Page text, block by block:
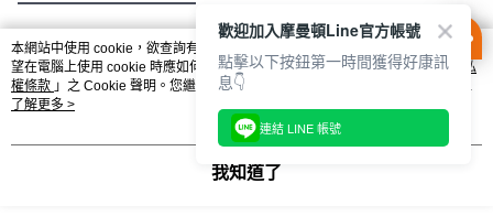
熱門標籤
本網站中使用 cookie，欲查詢有關本網站使用 cookie 方式之詳情，及若您不希
望在電腦上使用 cookie 時應如何變更電腦的 cookie 設定，請參閱本網站「
隱私
權條款 」之 Cookie 聲明。您繼續使用本網站即表示您同意本公司得按本網站使
用條款之 Cookie 聲明使用 cookie。
了解更多 >
我知道了
歡迎加入摩曼頓Line官方帳號
點擊以下按鈕第一時間獲得好康訊
息👇
連結 LINE 帳號